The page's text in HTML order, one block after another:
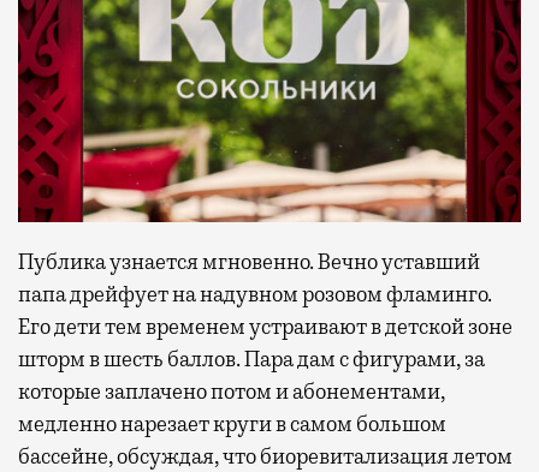
Публика узнается мгновенно. Вечно уставший
папа дрейфует на надувном розовом фламинго.
Его дети тем временем устраивают в детской зоне
шторм в шесть баллов. Пара дам с фигурами, за
которые заплачено потом и абонементами,
медленно нарезает круги в самом большом
бассейне, обсуждая, что биоревитализация летом